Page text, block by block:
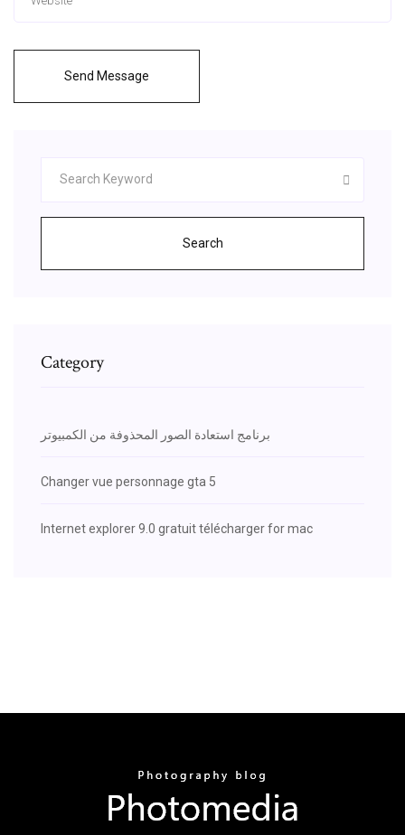
Send Message
Search
Category
برنامج استعادة الصور المحذوفة من الكمبيوتر
Changer vue personnage gta 5
Internet explorer 9.0 gratuit télécharger for mac